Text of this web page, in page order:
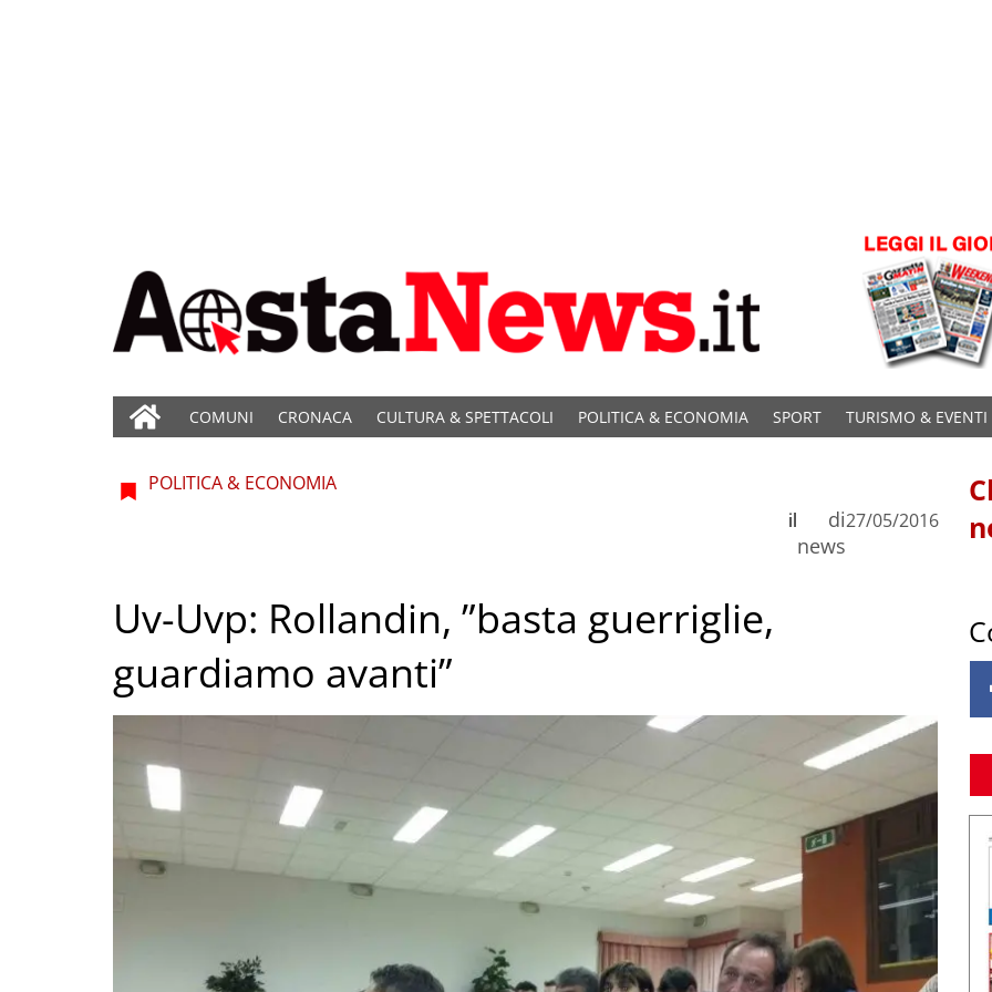
COMUNI CRONACA CULTURA & SPETTACOLI POLITICA & ECONOMIA SPORT TURISMO & EVENTI
POLITICA & ECONOMIA
di
news
il 27/05/2016
Uv-Uvp: Rollandin, ”basta guerriglie,
guardiamo avanti”